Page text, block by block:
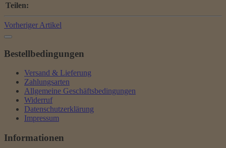
Teilen:
Vorheriger Artikel
Bestellbedingungen
Versand & Lieferung
Zahlungsarten
Allgemeine Geschäftsbedingungen
Widerruf
Datenschutzerklärung
Impressum
Informationen